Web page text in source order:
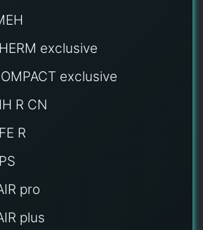
exclusive
exclusive
R CN
R
pro
plus